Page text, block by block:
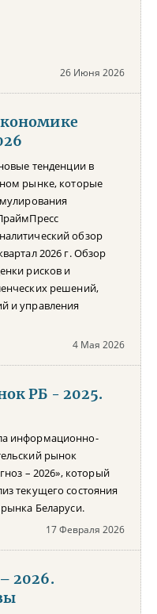
26 Июня 2026
тенденции в
рынке, которые
обзор
2026 г. Обзор
рисков и
решений,
и управления
4 Мая 2026
РБ - 2025.
информационно-
рынок
– 2026», который
текущего состояния
Беларуси.
17 Февраля 2026
2026.